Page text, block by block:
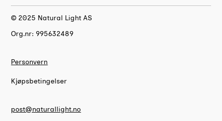
© 2025 Natural Light AS
Org.nr: 995632489
Personvern
Kjøpsbetingelser
post@naturallight.no